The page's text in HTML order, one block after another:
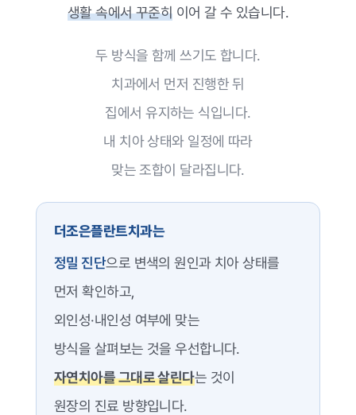
생활 속에서 꾸준히 이어 갈 수 있습니다.
두 방식을 함께 쓰기도 합니다.
치과에서 먼저 진행한 뒤
집에서 유지하는 식입니다.
내 치아 상태와 일정에 따라
맞는 조합이 달라집니다.
더조은플란트치과는
정밀 진단으로 변색의 원인과 치아 상태를
먼저 확인하고,
외인성·내인성 여부에 맞는
방식을 살펴보는 것을 우선합니다.
자연치아를 그대로 살린다는 것이
원장의 진료 방향입니다.